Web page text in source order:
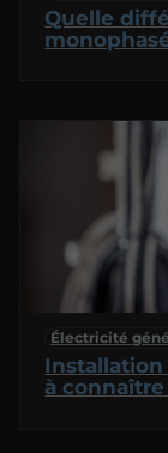
Quelle
Électricité
à